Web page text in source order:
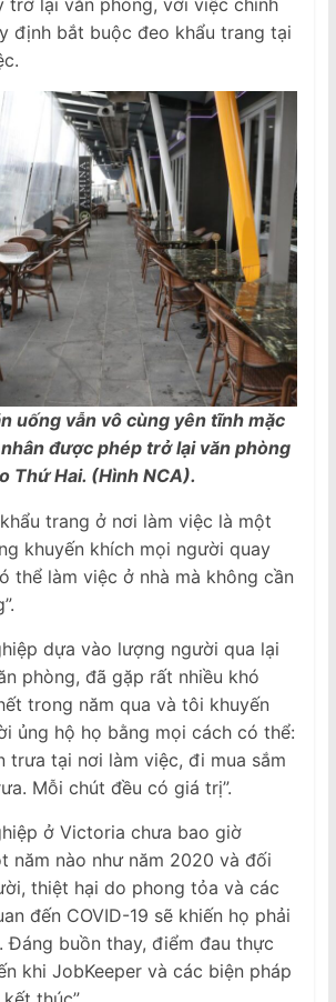
trở lại văn phòng, với việc chính
định bắt buộc đeo khẩu trang tại
uống vẫn vô cùng yên tĩnh mặc
được phép trở lại văn phòng
Thứ Hai. (Hình NCA).
trang ở nơi làm việc là một
khuyến khích mọi người quay
thể làm việc ở nhà mà không cần
dựa vào lượng người qua lại
phòng, đã gặp rất nhiều khó
trong năm qua và tôi khuyến
ủng hộ họ bằng mọi cách có thể:
trưa tại nơi làm việc, đi mua sắm
Mỗi chút đều có giá trị”.
ở Victoria chưa bao giờ
năm nào như năm 2020 và đối
thiệt hại do phong tỏa và các
đến COVID-19 sẽ khiến họ phải
Đáng buồn thay, điểm đau thực
khi JobKeeper và các biện pháp